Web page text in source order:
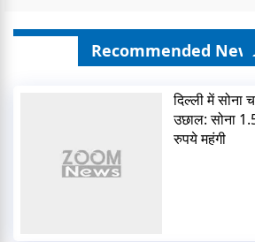
Recommended
दिल्ली में सोना
उछाल: सोना
रुपये महंगी